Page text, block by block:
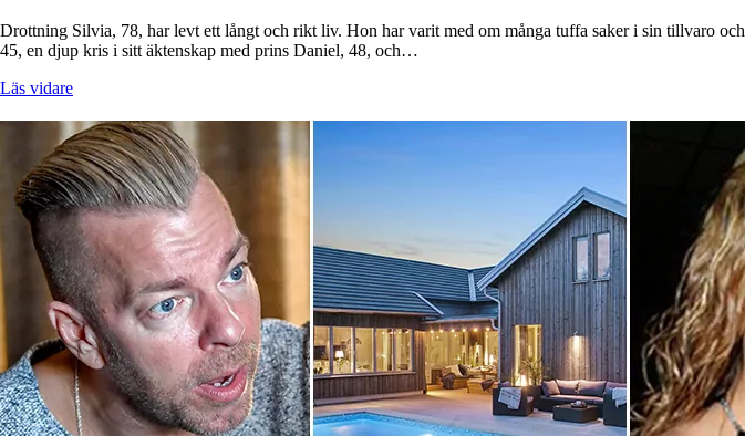
Drottning Silvia, 78, har levt ett långt och rikt liv. Hon har varit med om många tuffa saker i sin tillvaro
45, en djup kris i sitt äktenskap med prins Daniel, 48, och…
Läs vidare